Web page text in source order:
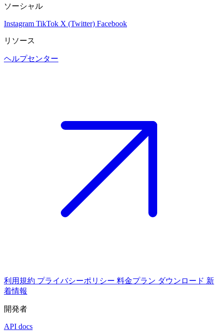
ソーシャル
Instagram TikTok X (Twitter) Facebook
リソース
ヘルプセンター
利用規約 プライバシーポリシー 料金プラン ダウンロード 新
着情報
開発者
API docs